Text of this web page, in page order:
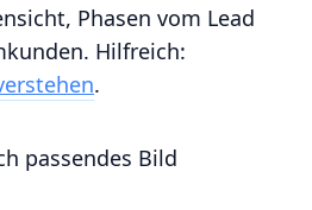
Phasen vom Lead
Hilfreich:
.